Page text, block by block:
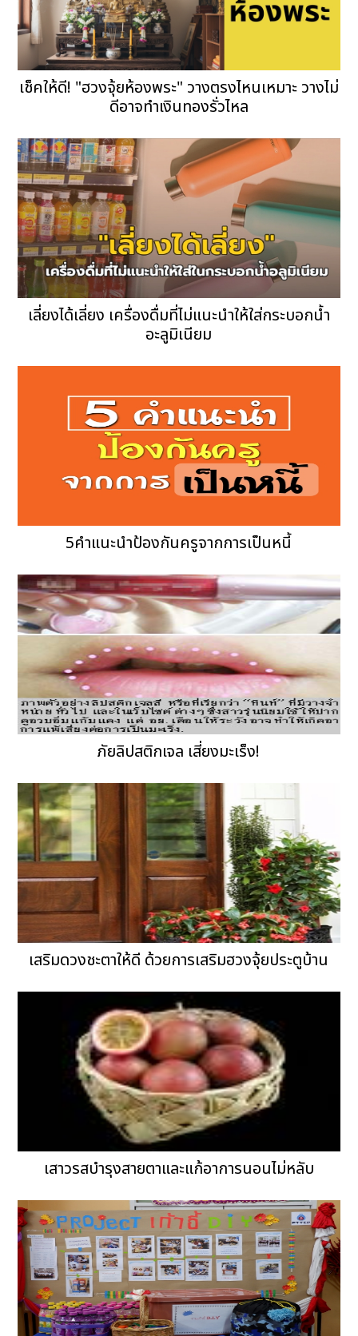
เช็คให้ดี! "ฮวงจุ้ยห้องพระ" วางตรงไหนเหมาะ วางไม่
ดีอาจทำเงินทองรั่วไหล
เลี่ยงได้เลี่ยง เครื่องดื่มที่ไม่แนะนำให้ใส่กระบอกน้ำ
อะลูมิเนียม
5คำแนะนำป้องกันครูจากการเป็นหนี้
ภัยลิปสติกเจล เสี่ยงมะเร็ง!
เสริมดวงชะตาให้ดี ด้วยการเสริมฮวงจุ้ยประตูบ้าน
เสาวรสบำรุงสายตาและแก้อาการนอนไม่หลับ